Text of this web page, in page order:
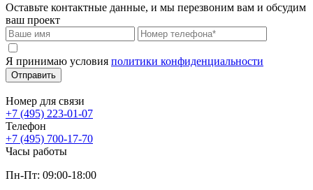
Оставьте контактные данные, и мы перезвоним вам и обсудим
ваш проект
Я принимаю условия политики конфиденциальности
Отправить
Номер для связи
+7 (495) 223-01-07
Телефон
+7 (495) 700-17-70
Часы работы
Пн-Пт: 09:00-18:00